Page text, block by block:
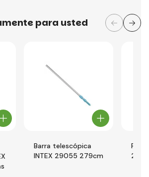
para usted
Barra telescópica
INTEX 29055 279cm
Red